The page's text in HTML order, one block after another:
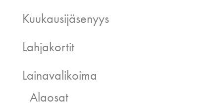
Kuukausijäsenyys
Lahjakortit
Lainavalikoima
Alaosat